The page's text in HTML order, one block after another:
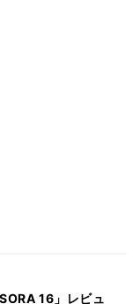
16」レビュ